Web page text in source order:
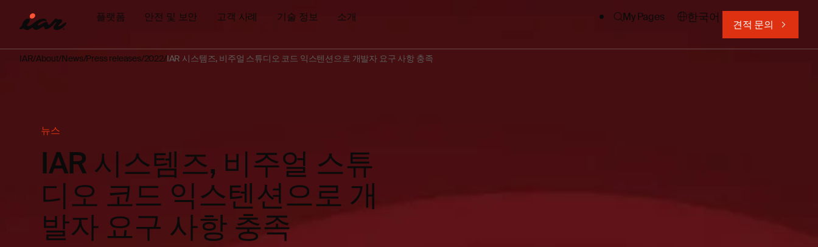
플랫폼 안전 및 보안 고객 사례 기술 정보 소개 My Pages 한국어
견적 문의
IAR About News Press releases 2022 IAR 시스템즈, 비주얼 스튜디오 코드 익스텐션으로 개발자 요구 사항 충족
뉴스
IAR 시스템즈, 비주얼 스튜
디오 코드 익스텐션으로 개
발자 요구 사항 충족